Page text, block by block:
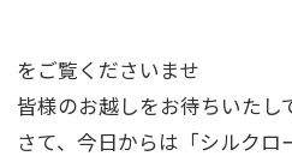
をご覧くださいませ
皆様のお越しをお待ちいたし
さて、今日からは「シルクロ